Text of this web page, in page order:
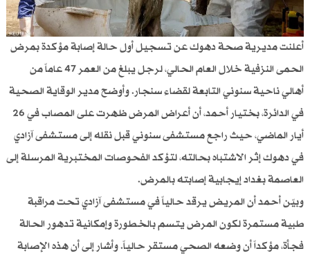
أعلنت مديرية صحة دهوك عن تسجيل أول حالة إصابة مؤكدة بمرض
الحمى النزفية خلال العام الحالي، لرجل يبلغ من العمر 47 عاماً من
أهالي ناحية سنوني التابعة لقضاء سنجار. وأوضح مدير الوقاية الصحية
في الدائرة، بختيار أحمد، أن أعراض المرض ظهرت على المصاب في 26
أيار الماضي، حيث راجع مستشفى سنوني قبل نقله إلى مستشفى آزادي
في دهوك إثر الاشتباه بحالته، لتؤكد الفحوصات المختبرية المرسلة إلى
العاصمة بغداد إيجابية إصابته بالمرض.
وبيّن أحمد أن المريض يرقد حالياً في مستشفى آزادي تحت مراقبة
طبية مستمرة لكون المرض يتسم بالخطورة وإمكانية تدهور الحالة
فجأة، مؤكداً أن وضعه الصحي مستقر حالياً. وأشار إلى أن هذه الإصابة